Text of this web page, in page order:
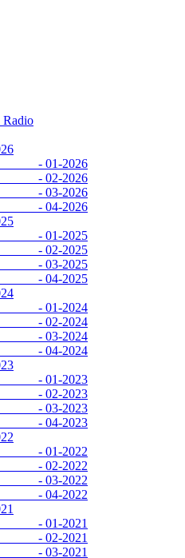
2026
2026
2026
2026
2025
2025
2025
2025
2024
2024
2024
2024
2023
2023
2023
2023
2022
2022
2022
2022
2021
2021
2021